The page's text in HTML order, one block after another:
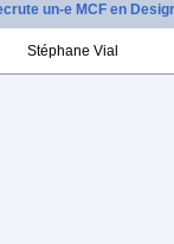
un-e MCF en
Stéphane Vial